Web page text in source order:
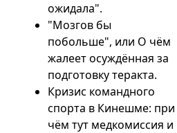
ожидала".
"Мозгов бы
побольше", или О чём
жалеет осуждённая за
подготовку теракта.
Кризис командного
спорта в Кинешме: при
чём тут медкомиссия и